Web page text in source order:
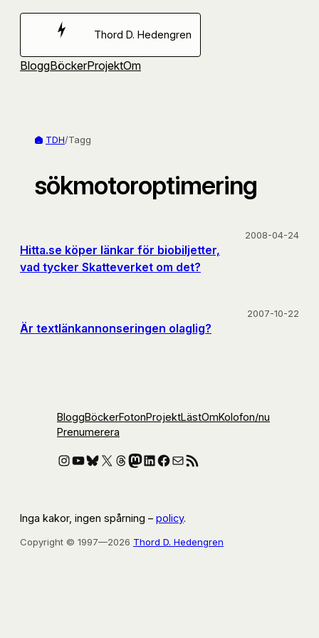
Hoppa
Thord D. Hedengren
BloggBöckerProjektOm
TDH/Tagg
sökmotoroptimering
Hitta.se köper länkar för biobiljetter,
vad tycker Skatteverket om det?
2008-04-24
Är textlänkannonseringen olaglig?
2007-10-22
BloggBöckerFotonProjektLästOmKolofon/nu
Prenumerera
Instagram
YouTube
Bluesky
X Threads
Mastodon
LinkedIn
Facebook
E-postRSS-flöde
Inga kakor, ingen spårning – policy.
Copyright © 1997—2026 Thord D. Hedengren